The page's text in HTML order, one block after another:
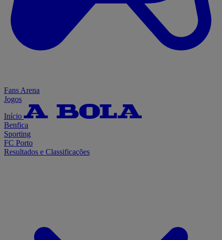
Fans Arena
Jogos
Início
Benfica
Sporting
FC Porto
Resultados e Classificações